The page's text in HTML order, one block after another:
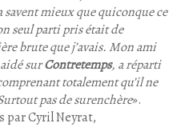
savent mieux que quiconque ce
seul parti pris était de
brute que j’avais. Mon ami
surContretemps, a réparti
totalement qu’il ne
pas de surenchère».
par Cyril Neyrat,